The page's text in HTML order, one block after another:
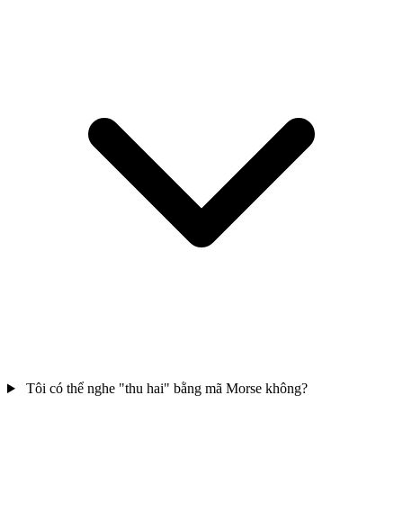
Tôi có thể nghe "thu hai" bằng mã Morse không?